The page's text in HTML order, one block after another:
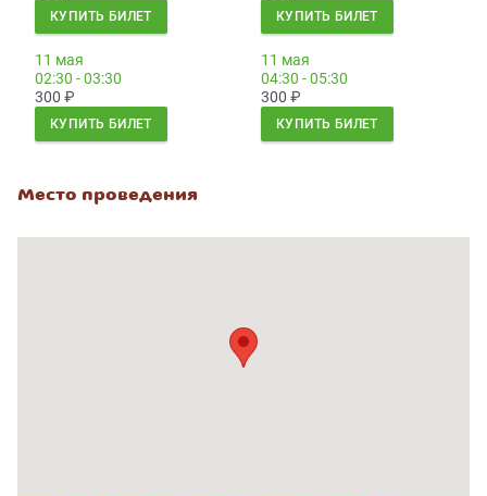
КУПИТЬ БИЛЕТ КУПИТЬ БИЛЕТ
11 мая
02:30 - 03:30
300 ₽
КУПИТЬ БИЛЕТ
11 мая
04:30 - 05:30
300 ₽
КУПИТЬ БИЛЕТ
Место проведения